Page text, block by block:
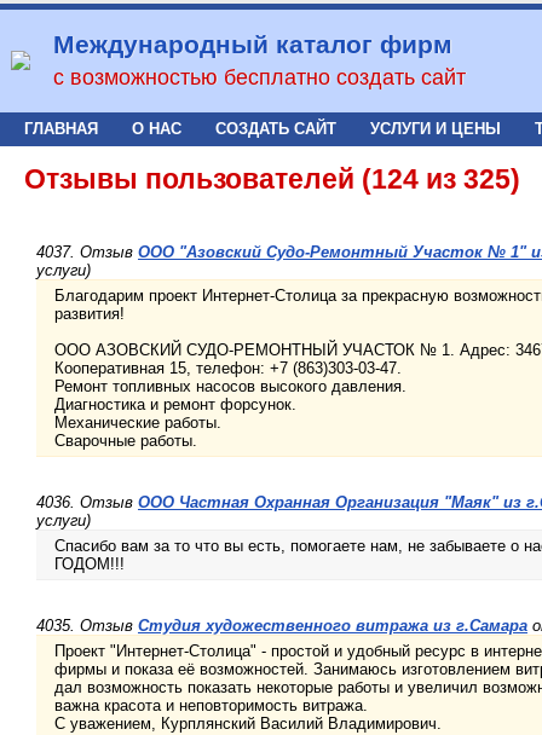
Международный каталог фирм
с возможностью бесплатно создать сайт
ГЛАВНАЯ О НАС СОЗДАТЬ САЙТ УСЛУГИ И ЦЕНЫ
Отзывы пользователей (124 из 325)
4037. Отзыв ООО "Азовский Судо-Ремонтный Участок № 1"
услуги)
Благодарим проект Интернет-Столица за прекрасную
развития!
ООО АЗОВСКИЙ СУДО-РЕМОНТНЫЙ УЧАСТОК № 1. Адрес: 346780
Кооперативная 15, телефон: +7 (863)303-03-47.
Ремонт топливных насосов высокого давления.
Диагностика и ремонт форсунок.
Механические работы.
Сварочные работы.
4036. Отзыв ООО Частная Охранная Организация "Маяк" из
услуги)
Спасибо вам за то что вы есть, помогаете нам, не
ГОДОМ!!!
4035. Отзыв Студия художественного витража из г.Самара
Проект "Интернет-Столица" - простой и удобный ресурс в
фирмы и показа её возможностей. Занимаюсь изготовлением
дал возможность показать некоторые работы и увеличил
важна красота и неповторимость витража.
С уважением, Курплянский Василий Владимирович.